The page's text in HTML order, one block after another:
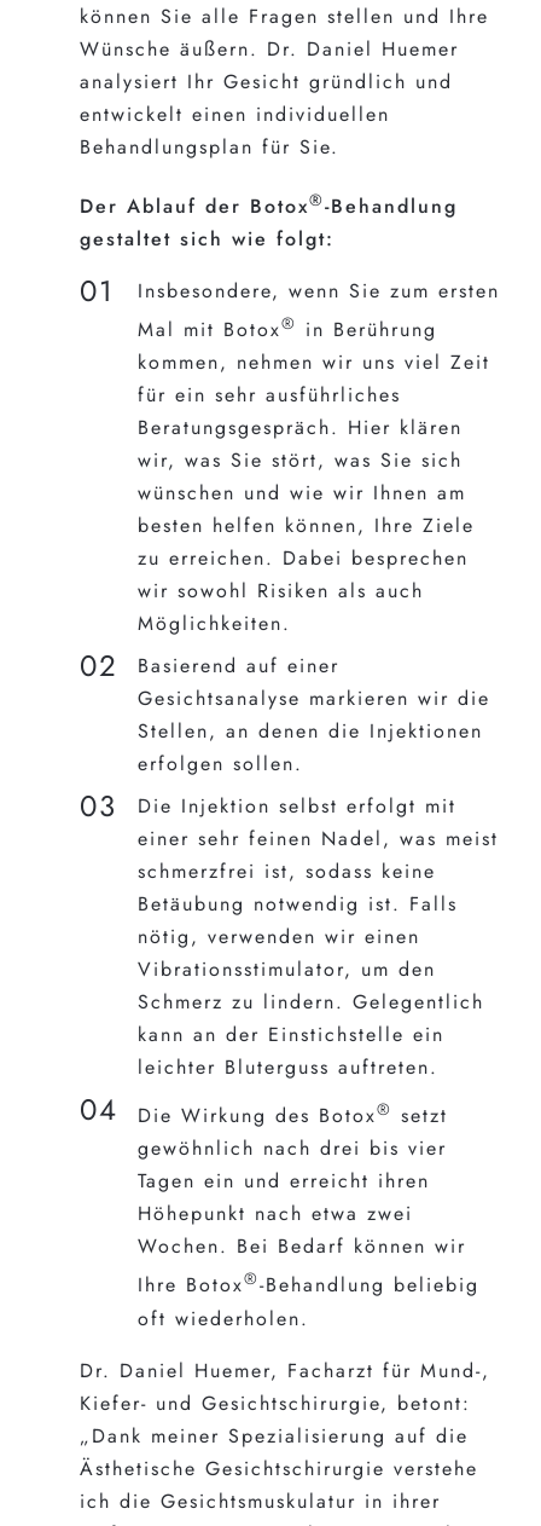
können Sie alle Fragen stellen und Ihre
Wünsche äußern. Dr. Daniel Huemer
analysiert Ihr Gesicht gründlich und
entwickelt einen individuellen
Behandlungsplan für Sie.
Der Ablauf der Botox®-Behandlung
gestaltet sich wie folgt:
Insbesondere, wenn Sie zum ersten
Mal mit Botox® in Berührung
kommen, nehmen wir uns viel Zeit
für ein sehr ausführliches
Beratungsgespräch. Hier klären
wir, was Sie stört, was Sie sich
wünschen und wie wir Ihnen am
besten helfen können, Ihre Ziele
zu erreichen. Dabei besprechen
wir sowohl Risiken als auch
Möglichkeiten.
Basierend auf einer
Gesichtsanalyse markieren wir die
Stellen, an denen die Injektionen
erfolgen sollen.
Die Injektion selbst erfolgt mit
einer sehr feinen Nadel, was meist
schmerzfrei ist, sodass keine
Betäubung notwendig ist. Falls
nötig, verwenden wir einen
Vibrationsstimulator, um den
Schmerz zu lindern. Gelegentlich
kann an der Einstichstelle ein
leichter Bluterguss auftreten.
Die Wirkung des Botox® setzt
gewöhnlich nach drei bis vier
Tagen ein und erreicht ihren
Höhepunkt nach etwa zwei
Wochen. Bei Bedarf können wir
Ihre Botox®-Behandlung beliebig
oft wiederholen.
Dr. Daniel Huemer, Facharzt für Mund-,
Kiefer- und Gesichtschirurgie, betont:
„Dank meiner Spezialisierung auf die
Ästhetische Gesichtschirurgie verstehe
ich die Gesichtsmuskulatur in ihrer